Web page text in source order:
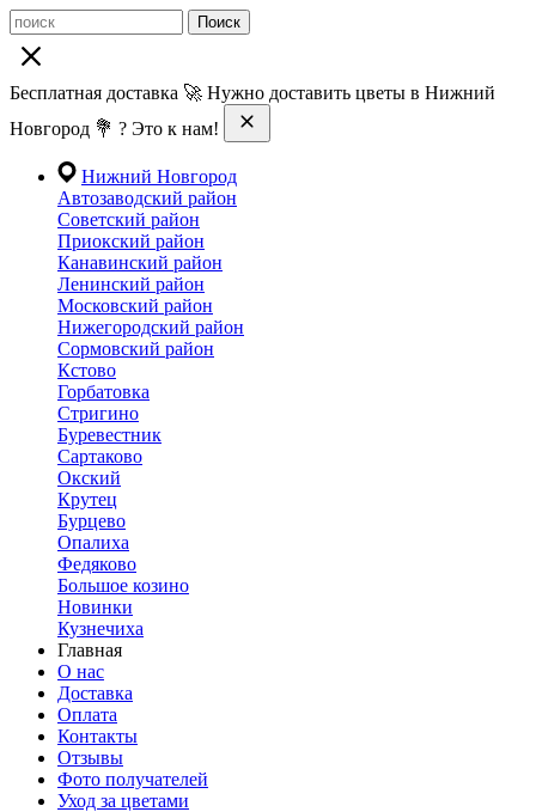
Поиск
Бесплатная доставка 🚀 Нужно доставить цветы в Нижний
Новгород 💐 ? Это к нам!
Нижний Новгород
Автозаводский район
Советский район
Приокский район
Канавинский район
Ленинский район
Московский район
Нижегородский район
Сормовский район
Кстово
Горбатовка
Стригино
Буревестник
Сартаково
Окский
Крутец
Бурцево
Опалиха
Федяково
Большое козино
Новинки
Кузнечиха
Главная
О нас
Доставка
Оплата
Контакты
Отзывы
Фото получателей
Уход за цветами